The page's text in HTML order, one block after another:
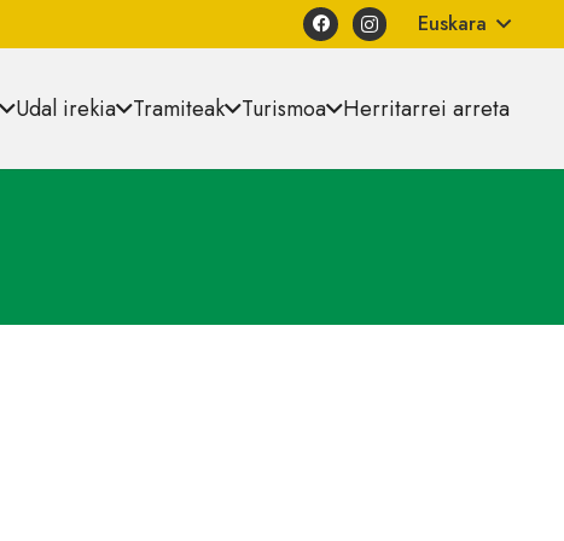
Euskara
Udal irekia Tramiteak Turismoa Herritarrei arreta